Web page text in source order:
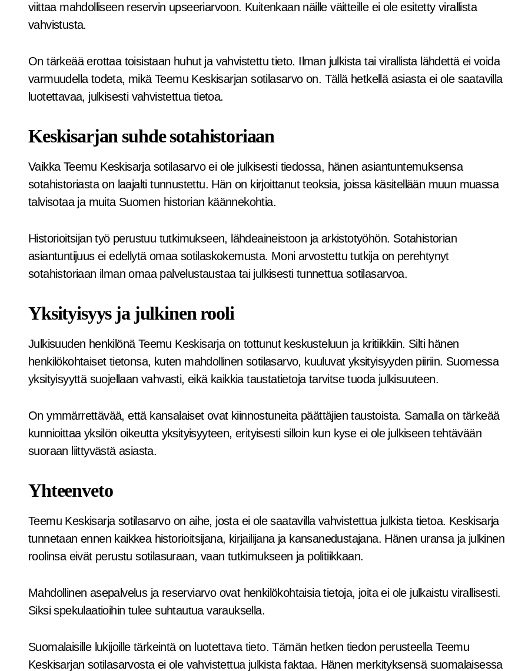
viittaa mahdolliseen reservin upseeriarvoon. Kuitenkaan näille väitteille ei ole esitetty virallista
vahvistusta.
On tärkeää erottaa toisistaan huhut ja vahvistettu tieto. Ilman julkista tai virallista lähdettä ei voida
varmuudella todeta, mikä Teemu Keskisarjan sotilasarvo on. Tällä hetkellä asiasta ei ole saatavilla
luotettavaa, julkisesti vahvistettua tietoa.
Keskisarjan suhde sotahistoriaan
Vaikka Teemu Keskisarja sotilasarvo ei ole julkisesti tiedossa, hänen asiantuntemuksensa
sotahistoriasta on laajalti tunnustettu. Hän on kirjoittanut teoksia, joissa käsitellään muun muassa
talvisotaa ja muita Suomen historian käännekohtia.
Historioitsijan työ perustuu tutkimukseen, lähdeaineistoon ja arkistotyöhön. Sotahistorian
asiantuntijuus ei edellytä omaa sotilaskokemusta. Moni arvostettu tutkija on perehtynyt
sotahistoriaan ilman omaa palvelustaustaa tai julkisesti tunnettua sotilasarvoa.
Yksityisyys ja julkinen rooli
Julkisuuden henkilönä Teemu Keskisarja on tottunut keskusteluun ja kritiikkiin. Silti hänen
henkilökohtaiset tietonsa, kuten mahdollinen sotilasarvo, kuuluvat yksityisyyden piiriin. Suomessa
yksityisyyttä suojellaan vahvasti, eikä kaikkia taustatietoja tarvitse tuoda julkisuuteen.
On ymmärrettävää, että kansalaiset ovat kiinnostuneita päättäjien taustoista. Samalla on tärkeää
kunnioittaa yksilön oikeutta yksityisyyteen, erityisesti silloin kun kyse ei ole julkiseen tehtävään
suoraan liittyvästä asiasta.
Yhteenveto
Teemu Keskisarja sotilasarvo on aihe, josta ei ole saatavilla vahvistettua julkista tietoa. Keskisarja
tunnetaan ennen kaikkea historioitsijana, kirjailijana ja kansanedustajana. Hänen uransa ja julkinen
roolinsa eivät perustu sotilasuraan, vaan tutkimukseen ja politiikkaan.
Mahdollinen asepalvelus ja reserviarvo ovat henkilökohtaisia tietoja, joita ei ole julkaistu virallisesti.
Siksi spekulaatioihin tulee suhtautua varauksella.
Suomalaisille lukijoille tärkeintä on luotettava tieto. Tämän hetken tiedon perusteella Teemu
Keskisarjan sotilasarvosta ei ole vahvistettua julkista faktaa. Hänen merkityksensä suomalaisessa